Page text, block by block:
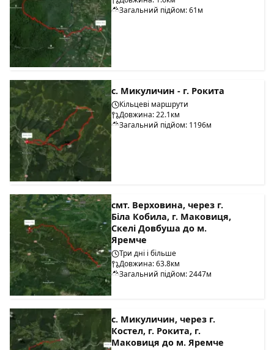
Загальний підйом: 61м
с. Микуличин - г. Рокита
Кільцеві маршрути
Довжина: 22.1км
Загальний підйом: 1196м
смт. Верховина, через г.
Біла Кобила, г. Маковиця,
Скелі Довбуша до м.
Яремче
Три дні і більше
Довжина: 63.8км
Загальний підйом: 2447м
с. Микуличин, через г.
Костел, г. Рокита, г.
Маковиця до м. Яремче